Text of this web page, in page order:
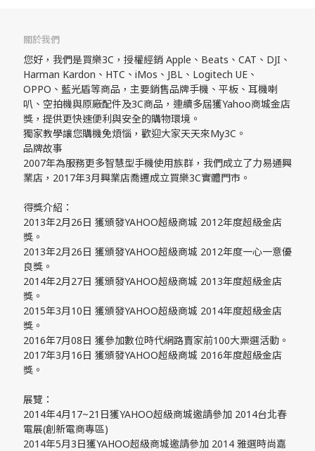
關於我們
您好，我們是買樂3C，授權經銷 Apple、Beats、CAT、DJI、
Harman Kardon、HTC、iMos、JBL、Logitech UE、
OPPO、藍光盾等商品，主要銷售品牌手機、平板、耳機喇
叭、空拍機與原廠配件及3C商品，連續多屆獲Yahoo商城金店
獎，提供更快速便利與安全的購物環境。
獨家教學讓您購機免煩惱，歡迎大家天天來My3C。
品牌故事
2007年為服務更多智慧型手機使用族群，我們成立了力易通興
業店，2017年3月興業店喬遷成立買樂3C實體門市。
得獎介紹：
2013年2月26日 獲頒發YAHOO超級商城 2012年度超級金店
獎。
2013年2月26日 獲頒發YAHOO超級商城 2012年度一心一意優
良獎。
2014年2月27日 獲頒發YAHOO超級商城 2013年度超級金店
獎。
2015年3月10日 獲頒發YAHOO超級商城 2014年度超級金店
獎。
2016年7月08日 獲參加數位時代網路賣家前100大票選活動。
2017年3月16日 獲頒發YAHOO超級商城 2016年度超級金店
獎。
展覽：
2014年4月17~21日獲YAHOO超級商城邀請參加 2014台北春
電展(創新電商專區)
2014年5月3日獲YAHOO超級商城邀請參加 2014 雅選時尚嘉